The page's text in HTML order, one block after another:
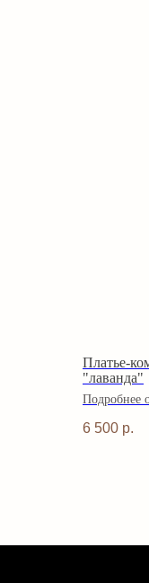
Платье-
"лаванда"
Подробнее
6 500 р.